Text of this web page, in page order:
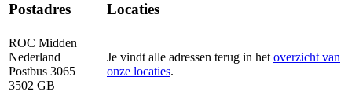
Postadres Locaties
ROC Midden
Nederland
Postbus 3065
3502 GB
Je vindt alle adressen terug in het overzicht van
onze locaties.